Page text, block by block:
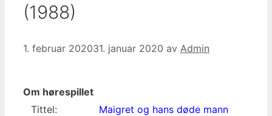
(1988)
1. februar 202031. januar 2020 av Admin
Om hørespillet
Tittel:
Maigret og hans døde mann